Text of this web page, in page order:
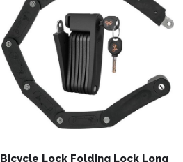
Bicycle Lock Folding Lock Long